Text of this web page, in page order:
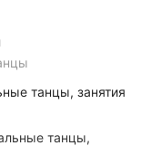
танцы, занятия
танцы,